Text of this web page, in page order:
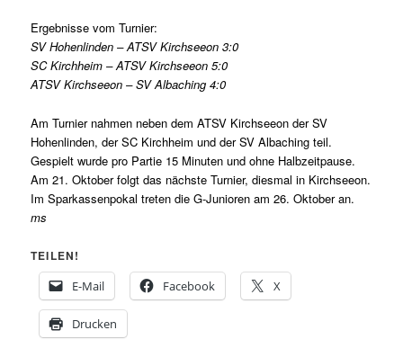
Ergebnisse vom Turnier:
SV Hohenlinden – ATSV Kirchseeon 3:0
SC Kirchheim – ATSV Kirchseeon 5:0
ATSV Kirchseeon – SV Albaching 4:0
Am Turnier nahmen neben dem ATSV Kirchseeon der SV
Hohenlinden, der SC Kirchheim und der SV Albaching teil.
Gespielt wurde pro Partie 15 Minuten und ohne Halbzeitpause.
Am 21. Oktober folgt das nächste Turnier, diesmal in Kirchseeon.
Im Sparkassenpokal treten die G-Junioren am 26. Oktober an.
ms
TEILEN!
E-Mail
Facebook X
Drucken